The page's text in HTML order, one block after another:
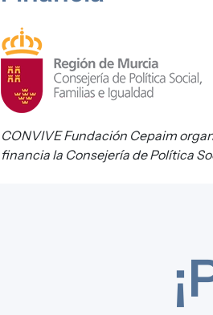
Imagen
CONVIVE Fundación Cepaim
financia la Consejería de Política